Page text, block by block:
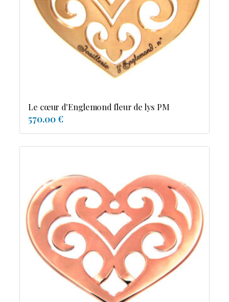
Resile
Reve-asie
Reve-de-pagode
Suspension et frissons
Diamants
Emeraude
Pierres de couleur
Saphir
rubis
saphir de couleur
tanzanite
tourmaline
Le cœur d'Englemond fleur de lys PM
570.00 €